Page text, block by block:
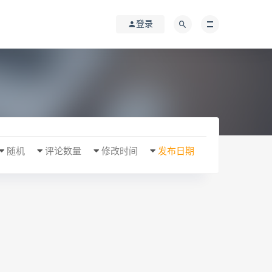
登录
发布日期
修改时间
评论数量
随机